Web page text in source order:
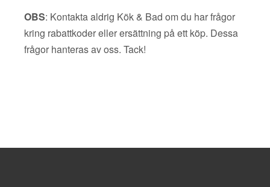
OBS: Kontakta aldrig Kök & Bad om du har frågor
kring rabattkoder eller ersättning på ett köp. Dessa
frågor hanteras av oss. Tack!